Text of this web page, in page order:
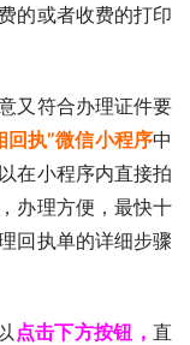
的或者收费的打印
又符合办理证件要
回执”微信小程序中
在小程序内直接拍
办理方便，最快十
回执单的详细步骤
点击下方按钮，直